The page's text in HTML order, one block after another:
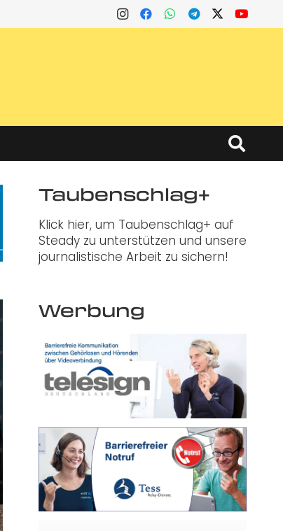
Taubenschlag+
Klick hier, um Taubenschlag+ auf
Steady zu unterstützen und unsere
journalistische Arbeit zu sichern!
Werbung